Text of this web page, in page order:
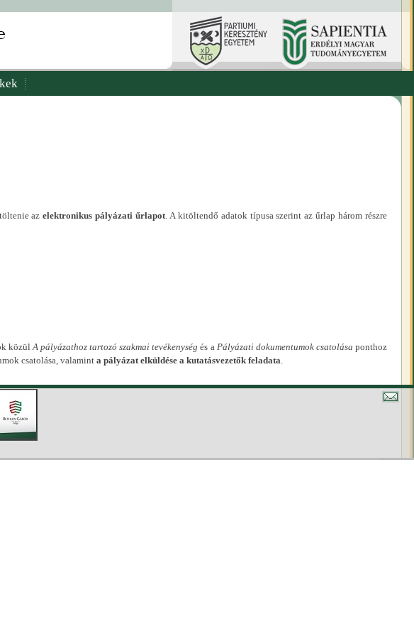
azelektronikus pályázati űrlapot. A kitöltendő adatok típusa szerint az űrlap három részre
közülA pályázathoz tartozó szakmai tevékenység és a Pályázati dokumentumok csatolása ponthoz
csatolása, valamint a pályázat elküldése a kutatásvezetők feladata.